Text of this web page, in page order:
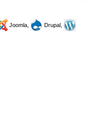
Joomla,
Drupal,